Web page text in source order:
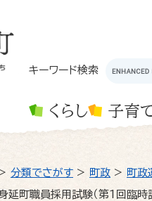
キーワード検索
くらし 子育
分類でさがす > 町政 > 町政
町職員採用試験（第1回臨時